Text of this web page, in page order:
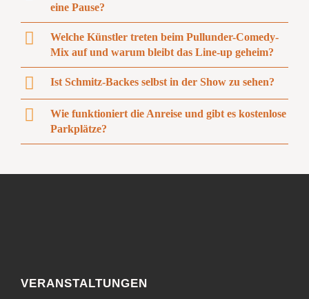
eine Pause?
Welche Künstler treten beim Pullunder-Comedy-
Mix auf und warum bleibt das Line-up geheim?
Ist Schmitz-Backes selbst in der Show zu sehen?
Wie funktioniert die Anreise und gibt es kostenlose
Parkplätze?
VERANSTALTUNGEN